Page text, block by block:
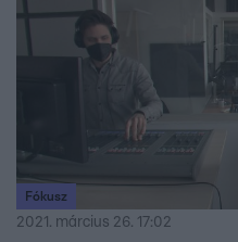
Fókusz
2021. március 26. 17:02